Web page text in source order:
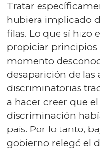
Tratar
hubiera implicado
filas. Lo que sí hizo
propiciar principios
momento
desaparición de las
discriminatorias
a hacer creer que
discriminación
país. Por lo tanto,
gobierno relegó el